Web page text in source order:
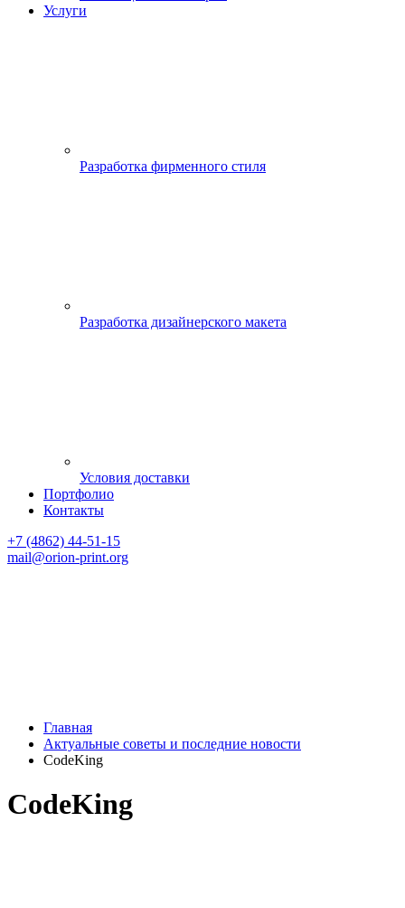
Услуги
Разработка фирменного стиля
Разработка дизайнерского макета
Условия доставки
Портфолио
Контакты
+7 (4862) 44-51-15
mail@orion-print.org
Главная
Актуальные советы и последние новости
CodeKing
CodeKing